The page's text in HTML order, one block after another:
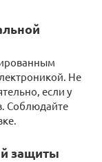
Не
если у
Соблюдайте
защиты